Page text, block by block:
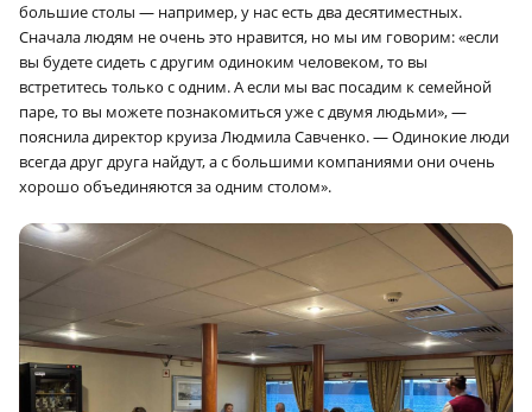
большие столы — например, у нас есть два десятиместных.
Сначала людям не очень это нравится, но мы им говорим: «если
вы будете сидеть с другим одиноким человеком, то вы
встретитесь только с одним. А если мы вас посадим к семейной
паре, то вы можете познакомиться уже с двумя людьми», —
пояснила директор круиза Людмила Савченко. — Одинокие люди
всегда друг друга найдут, а с большими компаниями они очень
хорошо объединяются за одним столом».